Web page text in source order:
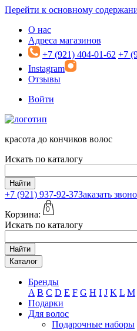
Перейти к основному
О нас
Адреса магазинов
+7 (921) 404-01-62 +7
Instagram
Отзывы
Войти
красота до кончиков волос
Искать по каталогу
Найти
+7 (921) 937-92-37Заказать
Корзина:
0
Искать по каталогу
Найти
Каталог
Бренды
A B C D E F G H I J K L M
Подарки
Для волос
Подарочные наборы